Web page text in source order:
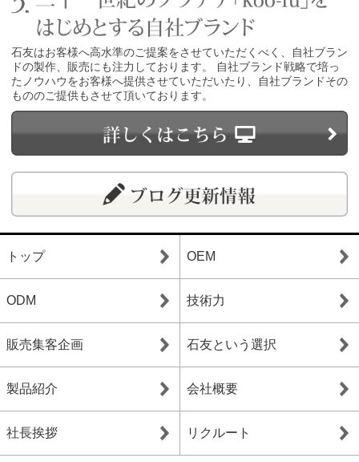
石友はお客様へ高水準のご提案をさせていただくべく、自社ブラン
ドの製作、販売にも注力しております。 自社ブランド戦略で培っ
たノウハウをお客様へ提供させていただいたり、自社ブランドその
もののご提供もさせて頂いております。
トップ OEM
ODM 技術力
販売集客企画 石友という選択
製品紹介 会社概要
社長挨拶 リクルート